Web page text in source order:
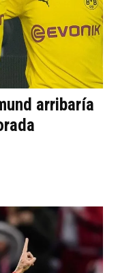
arribaría